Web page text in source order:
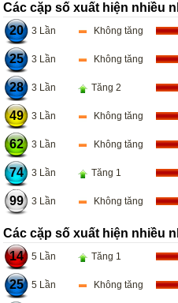
Các cặp số xuất hiện nhiều
20
3 Lần Không tăng
25 3 Lần Không tăng
28 3 Lần Tăng 2
49 3 Lần Không tăng
62 3 Lần Không tăng
74 3 Lần Tăng 1
99 3 Lần Không tăng
Các cặp số xuất hiện nhiều
14
5 Lần Tăng 1
25 5 Lần Không tăng